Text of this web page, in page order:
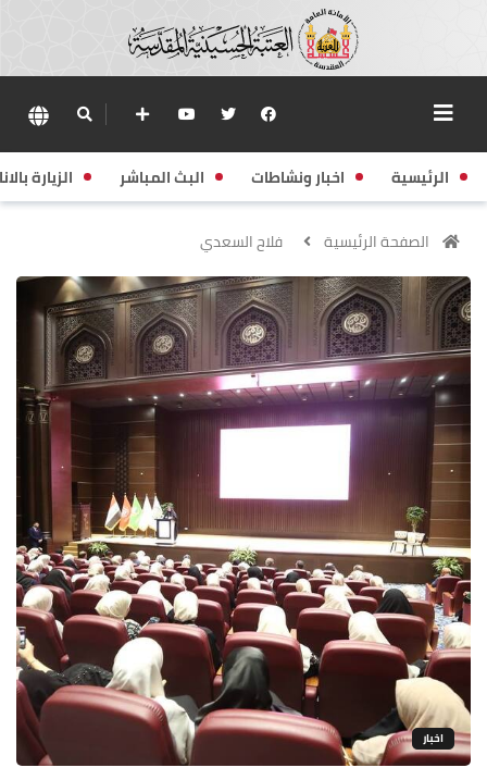
الرئيسية اخبار ونشاطات البث المباشر الزيارة
الصفحة الرئيسية فلاح السعدي
اخبار